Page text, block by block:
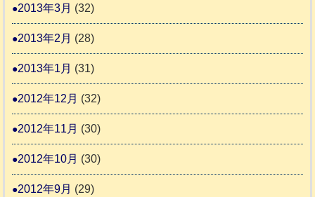
2013年3月 (32)
2013年2月 (28)
2013年1月 (31)
2012年12月 (32)
2012年11月 (30)
2012年10月 (30)
2012年9月 (29)